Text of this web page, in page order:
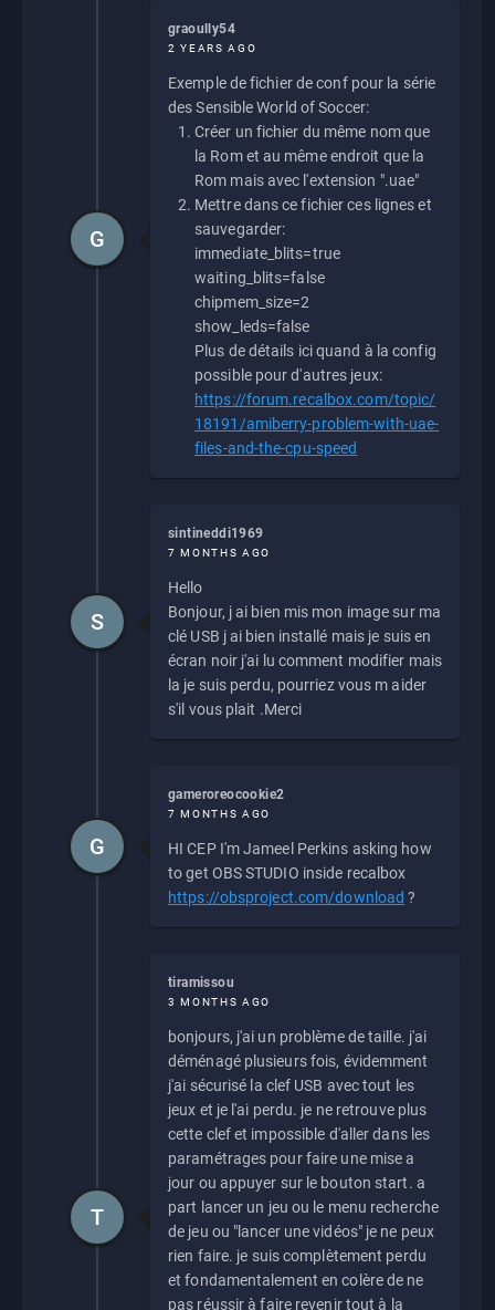
graoully54
2 YEARS AGO
Exemple de fichier de conf pour la série
des Sensible World of Soccer:
Créer un fichier du même nom que
la Rom et au même endroit que la
Rom mais avec l'extension ".uae"
Mettre dans ce fichier ces lignes et
sauvegarder:
immediate_blits=true
waiting_blits=false
chipmem_size=2
show_leds=false
Plus de détails ici quand à la config
possible pour d'autres jeux:
https://forum.recalbox.com/topic/
18191/amiberry-problem-with-uae-
files-and-the-cpu-speed
G
sintineddi1969
7 MONTHS AGO
Hello
Bonjour, j ai bien mis mon image sur ma
clé USB j ai bien installé mais je suis en
écran noir j'ai lu comment modifier mais
la je suis perdu, pourriez vous m aider
s'il vous plait .Merci
S
gameroreocookie2
7 MONTHS AGO
HI CEP I'm Jameel Perkins asking how
to get OBS STUDIO inside recalbox
https://obsproject.com/download ?
G
tiramissou
3 MONTHS AGO
bonjours, j'ai un problème de taille. j'ai
déménagé plusieurs fois, évidemment
j'ai sécurisé la clef USB avec tout les
jeux et je l'ai perdu. je ne retrouve plus
cette clef et impossible d'aller dans les
paramétrages pour faire une mise a
jour ou appuyer sur le bouton start. a
part lancer un jeu ou le menu recherche
de jeu ou "lancer une vidéos" je ne peux
rien faire. je suis complètement perdu
et fondamentalement en colère de ne
pas réussir à faire revenir tout à la
T